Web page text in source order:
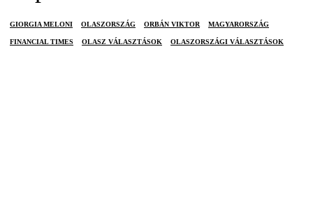
GIORGIA MELONI OLASZORSZÁG ORBÁN VIKTOR MAGYARORSZÁG
FINANCIAL TIMES OLASZ VÁLASZTÁSOK OLASZORSZÁGI VÁLASZTÁSOK